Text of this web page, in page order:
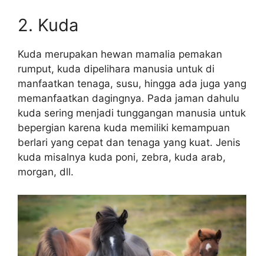
2. Kuda
Kuda merupakan hewan mamalia pemakan
rumput, kuda dipelihara manusia untuk di
manfaatkan tenaga, susu, hingga ada juga yang
memanfaatkan dagingnya. Pada jaman dahulu
kuda sering menjadi tunggangan manusia untuk
bepergian karena kuda memiliki kemampuan
berlari yang cepat dan tenaga yang kuat. Jenis
kuda misalnya kuda poni, zebra, kuda arab,
morgan, dll.